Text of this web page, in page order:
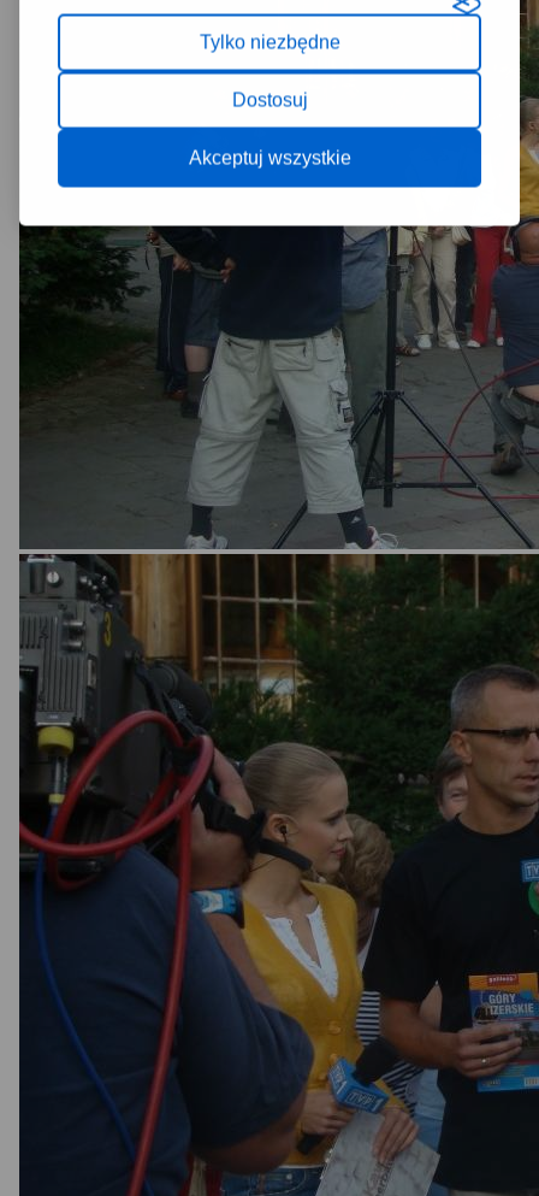
Tylko niezbędne
Dostosuj
Akceptuj wszystkie